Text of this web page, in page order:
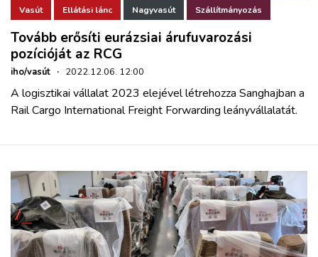
Vasút Ellátási lánc Nagyvasút Szállítmányozás
Tovább erősíti eurázsiai árufuvarozási
pozícióját az RCG
iho/vasút · 2022.12.06. 12:00
A logisztikai vállalat 2023 elejével létrehozza Sanghajban a
Rail Cargo International Freight Forwarding leányvállalatát.